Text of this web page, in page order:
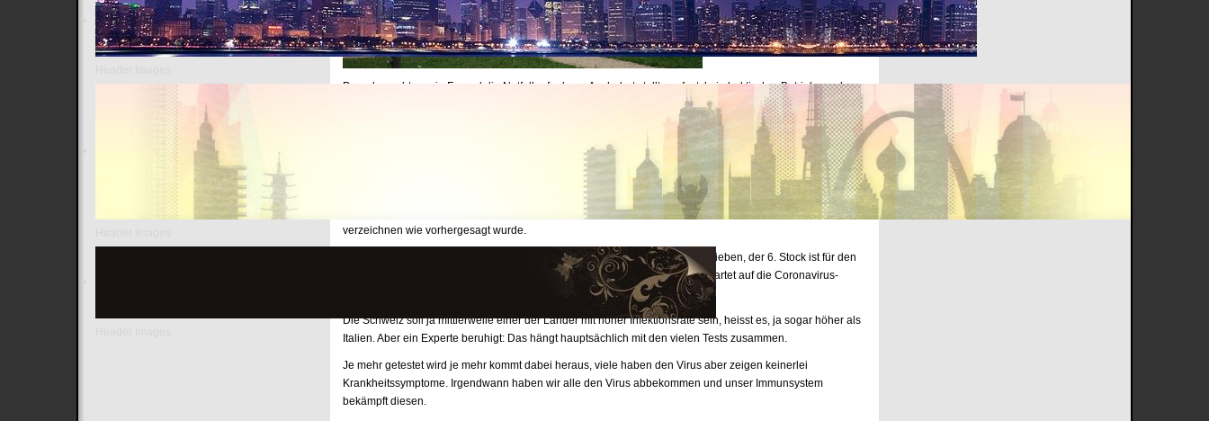
Dann besuchte mein Freund die Notfallaufnahme. Auch dort stellte er fest, kein hektischer Betrieb sondern
alles ist sehr ruhig. Es tut sich nichts und auch die ganzen Ambulanzfahrzeuge stehen herum, sind nicht im
Dabei hat das LUKS seit dem 17. März auf Notfallbetrieb umgestellt, weil man mit stark steigenden
infizierten Patienten rechnet und deswegen werden nur dringliche Eingriffe und Notfalloperationen
Über eine Woche ist seitdem vergangen und keinen aussergewöhnlichen Andrang an Infizierten ist zu
verzeichnen wie vorhergesagt wurde.
Der komplette 10. Stock des Spitals in Luzern wird als Isolierungsstation betrieben, der 6. Stock ist für den
gleichen Zweck einsatzbereit. Nur, das Personal dort hat wenig zu tun und wartet auf die Coronavirus-
Die Schweiz soll ja mittlerweile einer der Länder mit hoher Infektionsrate sein, heisst es, ja sogar höher als
Italien. Aber ein Experte beruhigt: Das hängt hauptsächlich mit den vielen Tests zusammen.
Je mehr getestet wird je mehr kommt dabei heraus, viele haben den Virus aber zeigen keinerlei
Krankheitssymptome. Irgendwann haben wir alle den Virus abbekommen und unser Immunsystem
bekämpft diesen.